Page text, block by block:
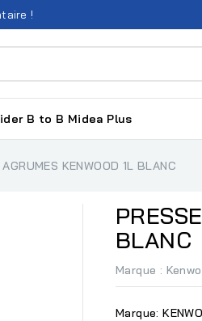
!
B to B Midea Plus
AGRUMES KENWOOD 1L BLANC
BLANC
Marque :
Marque: